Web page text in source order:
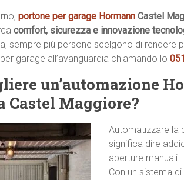
portone per garage Hormann Castel
comfort, sicurezza e innovazione
sempre più persone scelgono di rendere
garage all’avanguardia chiamando lo
un’automazione
Castel Maggiore?
Automatizzare la
significa dire
aperture manuali.
Con un sistema di